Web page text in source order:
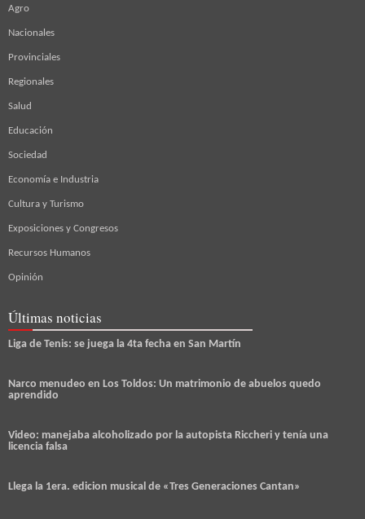
Agro
Nacionales
Provinciales
Regionales
Salud
Educación
Sociedad
Economía e Industria
Cultura y Turismo
Exposiciones y Congresos
Recursos Humanos
Opinión
Últimas noticias
Liga de Tenis: se juega la 4ta fecha en San Martín
Narco menudeo en Los Toldos: Un matrimonio de abuelos quedo
aprendido
Video: manejaba alcoholizado por la autopista Riccheri y tenía una
licencia falsa
Llega la 1era. edicion musical de «Tres Generaciones Cantan»